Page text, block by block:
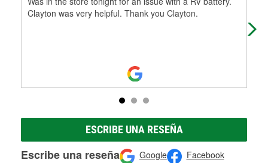
Clayton was very helpful. Thank you Clayton.
ESCRIBE UNA RESEÑA
Escribe una reseña Google Facebook